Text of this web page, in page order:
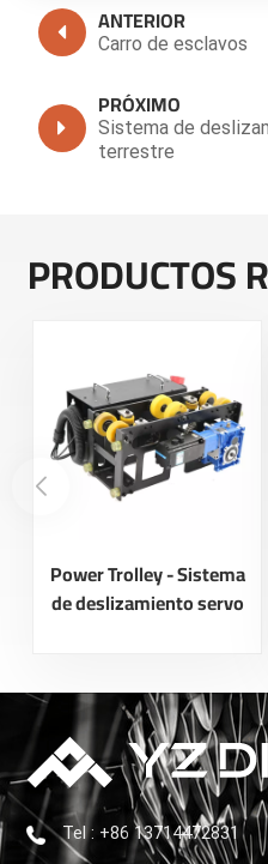
ANTERIOR
Carro de esclavos
PRÓXIMO
Sistema de
terrestre
PRODUCTOS
Power Trolley - Sistema
de deslizamiento servo
Tel : +86 13714472831